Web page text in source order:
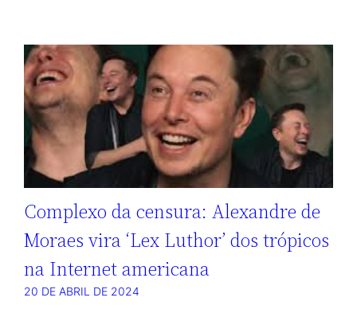
Complexo da censura: Alexandre de
Moraes vira ‘Lex Luthor’ dos trópicos
na Internet americana
20 DE ABRIL DE 2024